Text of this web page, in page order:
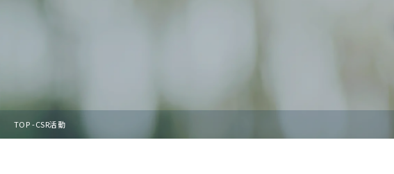
TOP CSR活動